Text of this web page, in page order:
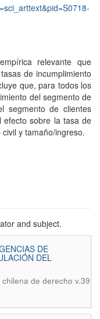
relevante que
de incumplimiento
que, para todos los
del segmento de
segmento de clientes
efecto sobre la tasa de
y tamaño/ingreso.
and subject.
DE
DEL
chilena de derecho v.39